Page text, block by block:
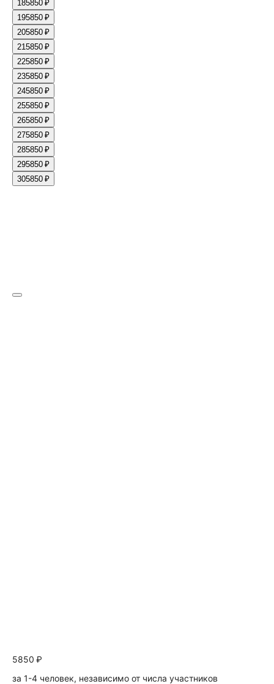
185850 ₽
195850 ₽
205850 ₽
215850 ₽
225850 ₽
235850 ₽
245850 ₽
255850 ₽
265850 ₽
275850 ₽
285850 ₽
295850 ₽
305850 ₽
5850 ₽
за 1-4 человек, независимо от числа участников